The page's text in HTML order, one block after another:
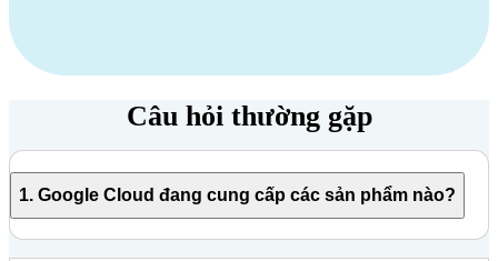
Câu hỏi thường gặp
1. Google Cloud đang cung cấp các sản phẩm nào?